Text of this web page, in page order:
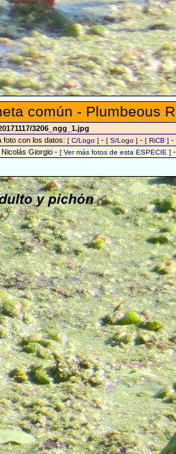
común - Plumbeous
3206_ngg_1.jpg
foto con los datos: [ C/Logo ] - [ S/Logo ] - [ RiCB ] -
Giorgio - [ Ver más fotos de esta ESPECIE ] -